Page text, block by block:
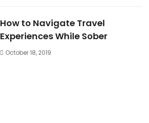
How to Navigate Travel
Experiences While Sober
October 18, 2019